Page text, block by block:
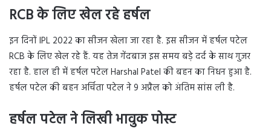
RCB के लिए खेल रहे हर्षल
इन दिनों IPL 2022 का सीजन खेला जा रहा है. इस सीजन में हर्षल पटेल
RCB के लिए खेल रहे हैं. यह तेज गेंदबाज इस समय बड़े दर्द के साथ गुजर
रहा है. हाल ही में हर्षल पटेल Harshal Patel की बहन का निधन हुआ है.
हर्षल पटेल की बहन अर्चिता पटेल ने 9 अप्रैल को अंतिम सांस ली है.
हर्षल पटेल ने लिखी भावुक पोस्ट